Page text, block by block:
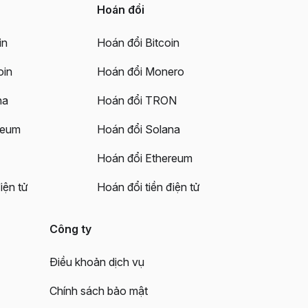
tử
Hoán đổi
Hoán đổi Bitcoin
Hoán đổi Monero
Hoán đổi TRON
Hoán đổi Solana
Hoán đổi Ethereum
Hoán đổi tiền điện tử
Công ty
Điều khoản dịch vụ
Chính sách bảo mật